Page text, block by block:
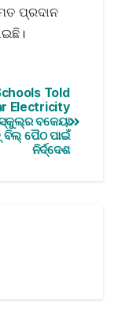
ପ୍ରଦାନ
Told
Electricity
ବକେୟା
ପୈଠ ପାଇଁ
ନିର୍ଦ୍ଦେଶ